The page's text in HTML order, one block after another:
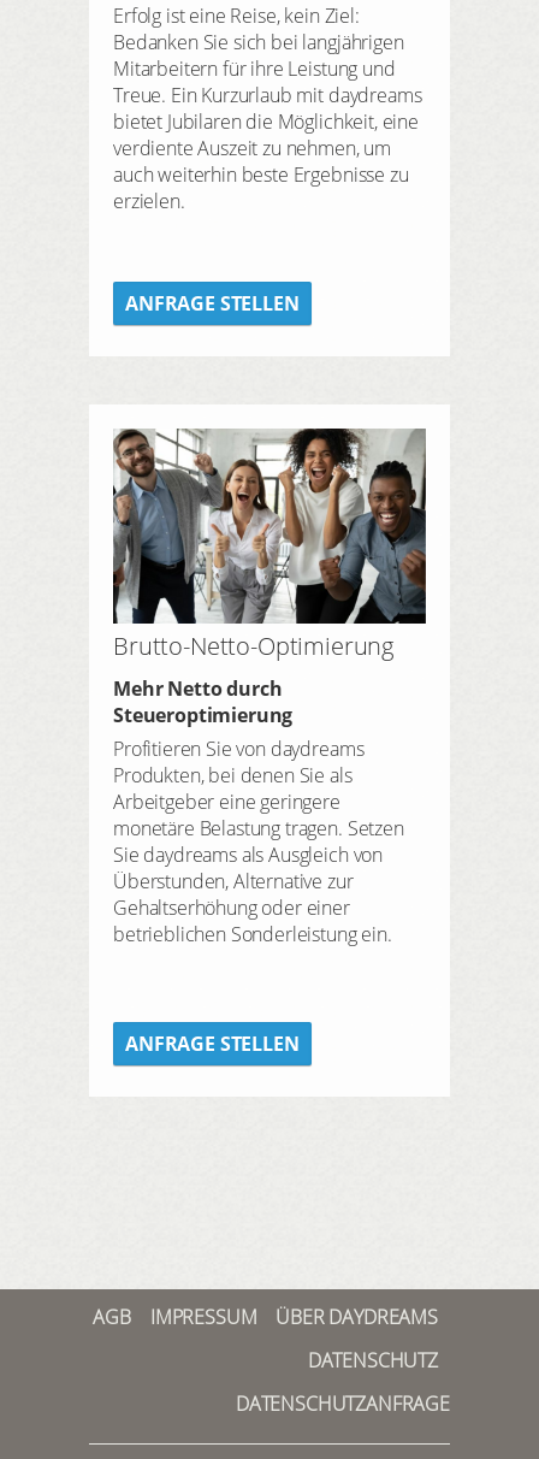
Erfolg ist eine Reise, kein Ziel:
Bedanken Sie sich bei langjährigen
Mitarbeitern für ihre Leistung und
Treue. Ein Kurzurlaub mit daydreams
bietet Jubilaren die Möglichkeit, eine
verdiente Auszeit zu nehmen, um
auch weiterhin beste Ergebnisse zu
erzielen.
ANFRAGE STELLEN
Brutto-Netto-Optimierung
Mehr Netto durch
Steueroptimierung
Profitieren Sie von daydreams
Produkten, bei denen Sie als
Arbeitgeber eine geringere
monetäre Belastung tragen. Setzen
Sie daydreams als Ausgleich von
Überstunden, Alternative zur
Gehaltserhöhung oder einer
betrieblichen Sonderleistung ein.
ANFRAGE STELLEN
AGB IMPRESSUM
ÜBER DAYDREAMS
DATENSCHUTZ
DATENSCHUTZANFRAGE